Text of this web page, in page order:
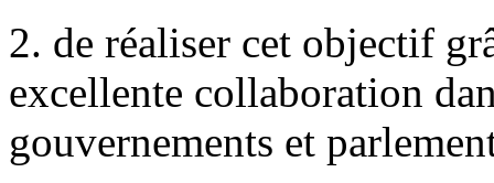
2. de réaliser cet objectif
excellente collaboration
gouvernements et